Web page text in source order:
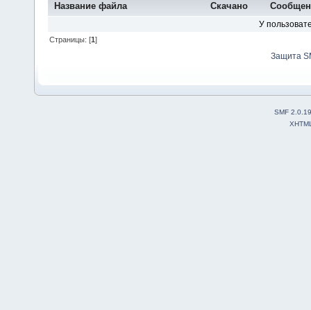
Название файла Скачано
У
Страницы: [1]
Защита
SMF 2.0.19